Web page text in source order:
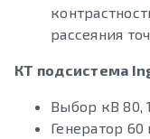
рассеяния
КТ подсистема
Выбор кВ 80,
Генератор